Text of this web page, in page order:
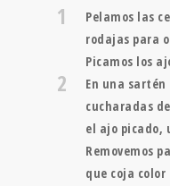
1
Pelamos las
rodajas para
Picamos los
2
En una
cucharadas
el ajo picado,
Removemos
que coja